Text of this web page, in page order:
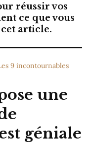
réussir vos
ce que vous
article.
9 incontournables
une
géniale